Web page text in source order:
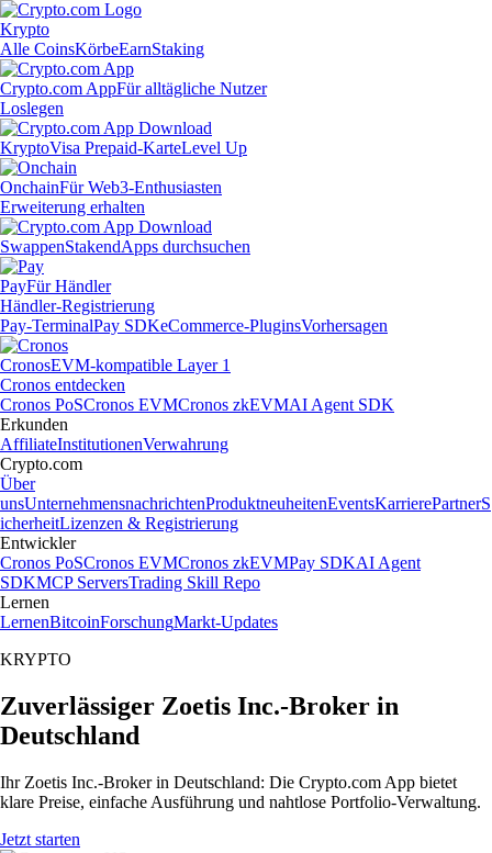
Krypto
Alle CoinsKörbeEarnStaking
Crypto.com AppFür alltägliche Nutzer
Loslegen
KryptoVisa Prepaid-KarteLevel Up
OnchainFür Web3-Enthusiasten
Erweiterung erhalten
SwappenStakendApps durchsuchen
PayFür Händler
Händler-Registrierung
Pay-TerminalPay SDKeCommerce-PluginsVorhersagen
CronosEVM-kompatible Layer 1
Cronos entdecken
Cronos PoSCronos EVMCronos zkEVMAI Agent SDK
Erkunden
AffiliateInstitutionenVerwahrung
Crypto.com
Über
unsUnternehmensnachrichtenProduktneuheitenEventsKarrierePartnerS
icherheitLizenzen & Registrierung
Entwickler
Cronos PoSCronos EVMCronos zkEVMPay SDKAI Agent
SDKMCP ServersTrading Skill Repo
Lernen
LernenBitcoinForschungMarkt-Updates
KRYPTO
Zuverlässiger Zoetis Inc.-Broker in
Deutschland
Ihr Zoetis Inc.-Broker in Deutschland: Die Crypto.com App bietet
klare Preise, einfache Ausführung und nahtlose Portfolio-Verwaltung.
Jetzt starten